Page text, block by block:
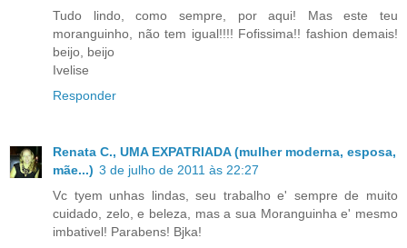
Tudo lindo, como sempre, por aqui! Mas este teu
moranguinho, não tem igual!!!! Fofissima!! fashion demais!
beijo, beijo
Ivelise
Responder
Renata C., UMA EXPATRIADA (mulher moderna, esposa,
mãe...) 3 de julho de 2011 às 22:27
Vc tyem unhas lindas, seu trabalho e' sempre de muito
cuidado, zelo, e beleza, mas a sua Moranguinha e' mesmo
imbativel! Parabens! Bjka!